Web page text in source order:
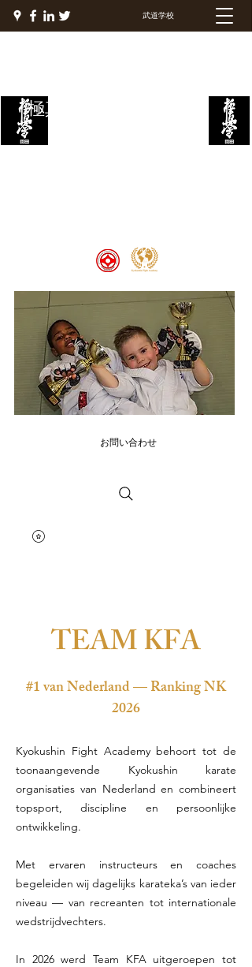
武道学校
極真ファイトアカデミー
お問い合わせ
TEAM KFA
#1 van Nederland — Ranking NK
2026
Kyokushin Fight Academy behoort tot de
toonaangevende Kyokushin karate
organisaties van Nederland en combineert
topsport, discipline en persoonlijke
ontwikkeling.
Met ervaren instructeurs en coaches
begeleiden wij dagelijks karateka’s van ieder
niveau — van recreanten tot internationale
wedstrijdvechters.
In 2026 werd Team KFA uitgeroepen tot